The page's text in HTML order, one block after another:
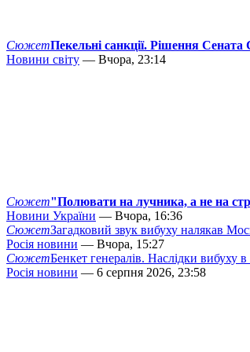
СюжетПекельні санкції. Рішення
Новини світу — Вчора, 23:14
Сюжет"Полювати на лучника, а не на
Новини України — Вчора, 16:36
СюжетЗагадковий звук вибуху налякав
Росія новини — Вчора, 15:27
СюжетБенкет генералів. Наслідки вибуху
Росія новини — 6 серпня 2026, 23:58